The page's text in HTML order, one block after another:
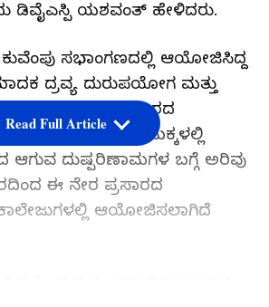
ಡಿವೈಎಸ್ಪಿ ಯಶವಂತ್ ಹೇಳಿದರು.
ಸಭಾಂಗಣದಲ್ಲಿ ಆಯೋಜಿಸಿದ್ದ
ದ್ರವ್ಯ ದುರುಪಯೋಗ ಮತ್ತು
ದಿನ ನೇರ ಪ್ರಸಾರದ
ನೀಡಿ ಮಾತನಾಡಿ, ಮಕ್ಕಳಲ್ಲಿ‌
ಆಗುವ ದುಷ್ಪರಿಣಾಮಗಳ ಬಗ್ಗೆ ಅರಿವು
ಈ ನೇರ ಪ್ರಸಾರದ
ಆಯೋಜಿಸಲಾಗಿದೆ
Read Full Article